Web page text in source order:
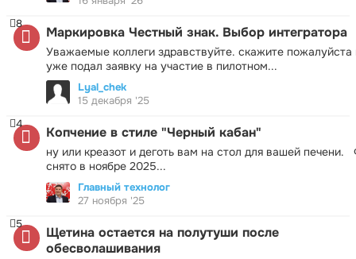
Маркировка Честный знак. Выбор интегратора
Уважаемые коллеги здравствуйте. скажите пожалуйста
уже подал заявку на участие в пилотном...
8
Lyal_chek
15 декабря '25
Копчение в стиле "Черный кабан"
ну или креазот и деготь вам на стол для вашей печени.
снято в ноябре 2025...
4
Главный технолог
27 ноября '25
Щетина остается на полутуши после
обесволашивания
5